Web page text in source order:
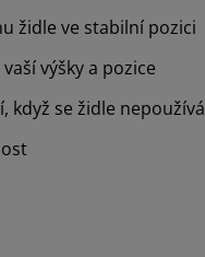
židle ve stabilní pozici
výšky a pozice
když se židle nepoužívá